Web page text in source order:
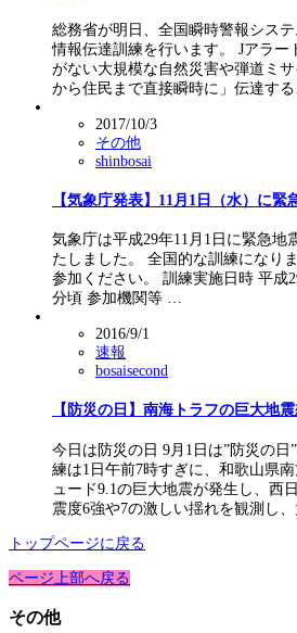
総務省が明日、全国瞬時警報シス
情報伝達訓練を行います。 Jアラ
がない大規模な自然災害や弾道ミ
から住民まで直接瞬時に」伝達す
2017/10/3
その他
shinbosai
【気象庁発表】11月1日（水）に緊
気象庁は平成29年11月1日に緊急地
たしました。 全国的な訓練になり
参加ください。 訓練実施日時 平成
分頃 参加機関等 …
2016/9/1
速報
bosaisecond
【防災の日】南海トラフの巨大地
今日は防災の日 9月1日は”防災の日
練は1日午前7時すぎに、和歌山県
ュード9.1の巨大地震が発生し、西
震度6強や7の激しい揺れを観測し
トップページに戻る
ページ上部へ戻る
その他